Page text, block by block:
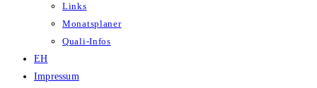
Links
Monatsplaner
Quali-Infos
EH
Impressum